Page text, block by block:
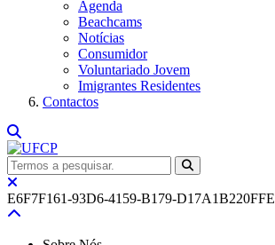
Agenda
Beachcams
Notícias
Consumidor
Voluntariado Jovem
Imigrantes Residentes
Contactos
E6F7F161-93D6-4159-B179-D17A1B220FFE